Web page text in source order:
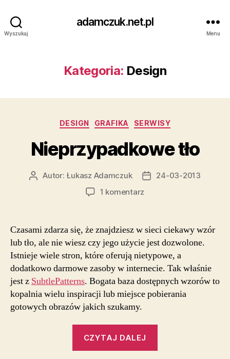
Wyszukaj
adamczuk.net.pl
Menu
Kategoria: Design
Kategorie
DESIGN GRAFIKA SERWISY
Nieprzypadkowe tło
AutorAutor: Łukasz Adamczuk
Data24-03-2013
1 komentarz
Czasami zdarza się, że znajdziesz w sieci ciekawy wzór
lub tło, ale nie wiesz czy jego użycie jest dozwolone.
Istnieje wiele stron, które oferują nietypowe, a
dodatkowo darmowe zasoby w internecie. Tak właśnie
jest z SubtlePatterns. Bogata baza dostępnych wzorów to
kopalnia wielu inspiracji lub miejsce pobierania
gotowych obrazów jakich szukamy.
CZYTAJ DALEJ